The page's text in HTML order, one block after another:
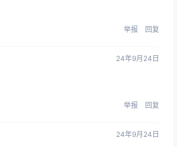
举报 回复
24年9月24日
举报 回复
24年9月24日